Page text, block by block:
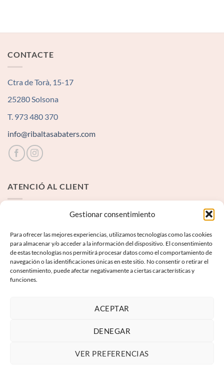
Gestionar consentimiento
Para ofrecer las mejores experiencias, utilizamos tecnologías como las cookies
para almacenar y/o acceder a la información del dispositivo. El consentimiento
de estas tecnologías nos permitirá procesar datos como el comportamiento de
navegación o las identificaciones únicas en este sitio. No consentir o retirar el
consentimiento, puede afectar negativamente a ciertas características y
funciones.
ACEPTAR
DENEGAR
VER PREFERENCIAS
CONTACTE
Ctra de Torà, 15-17
25280 Solsona
T. 973 480 370
info@ribaltasabaters.com
ATENCIÓ AL CLIENT
INFORMACIÓ LEGAL
Avís Legal